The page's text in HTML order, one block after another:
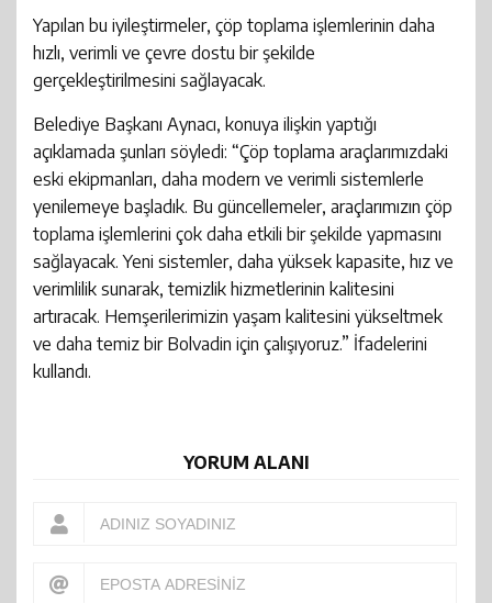
RADYO LOJİK 97.3
20:07 Vali Aktaş ve beraberindeki heyet Enerji Bakanı
Bayraktar’ı ziyaret etti: Bakın ne görüşüldü?
22:35 Afyonkarahisar’da bugüne kadar 17 bin 580 sokak
köpeği toplandı
Yapılan bu iyileştirmeler, çöp toplama işlemlerinin daha
hızlı, verimli ve çevre dostu bir şekilde
gerçekleştirilmesini sağlayacak.
Belediye Başkanı Aynacı, konuya ilişkin yaptığı
açıklamada şunları söyledi: “Çöp toplama araçlarımızdaki
eski ekipmanları, daha modern ve verimli sistemlerle
yenilemeye başladık. Bu güncellemeler, araçlarımızın çöp
toplama işlemlerini çok daha etkili bir şekilde yapmasını
sağlayacak. Yeni sistemler, daha yüksek kapasite, hız ve
verimlilik sunarak, temizlik hizmetlerinin kalitesini
artıracak. Hemşerilerimizin yaşam kalitesini yükseltmek
ve daha temiz bir Bolvadin için çalışıyoruz.” İfadelerini
kullandı.
YORUM ALANI